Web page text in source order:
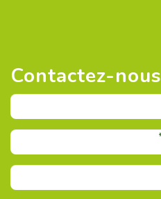
Contactez-nous